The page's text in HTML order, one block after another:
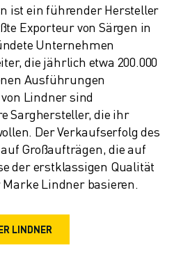
ist ein führender Hersteller
Exporteur von Särgen in
Unternehmen
die jährlich etwa 200.000
Ausführungen
Lindner sind
Sarghersteller, die ihr
Der Verkaufserfolg des
Großaufträgen, die auf
der erstklassigen Qualität
Lindner basieren.
LINDNER